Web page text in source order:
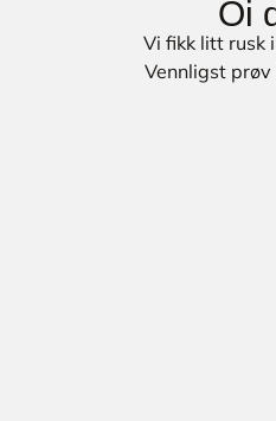
Oi
Vi fikk litt rusk
Vennligst prøv